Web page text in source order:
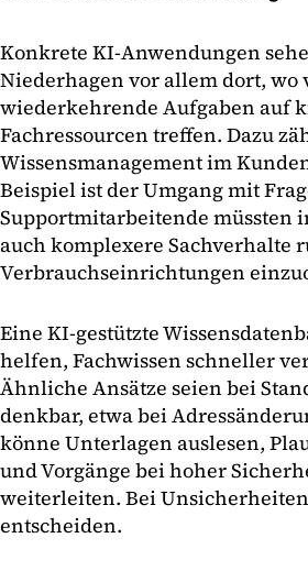
Konkrete KI-Anwendungen
Niederhagen vor allem dort, wo
wiederkehrende Aufgaben auf
Fachressourcen treffen. Dazu
Wissensmanagement im
Beispiel ist der Umgang mit
Supportmitarbeitende müssten
auch komplexere Sachverhalte
Verbrauchseinrichtungen
Eine KI-gestützte
helfen, Fachwissen schneller
Ähnliche Ansätze seien bei
denkbar, etwa bei
könne Unterlagen auslesen,
und Vorgänge bei hoher
weiterleiten. Bei
entscheiden.